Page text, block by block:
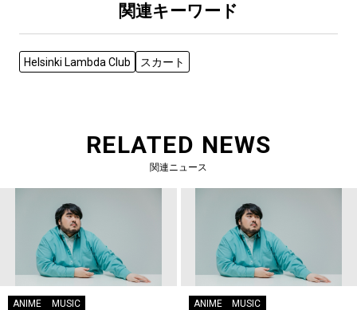
関連キーワード
Helsinki Lambda Club スカート
RELATED NEWS
関連ニュース
ANIME MUSIC ANIME MUSIC